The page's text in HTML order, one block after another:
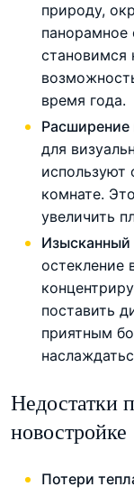
природу,
панорамное
становимся
время года.
Расширение
для
используют
комнате.
увеличить
Изысканный
остекление
поставить
приятным
Недостатки
новостройке
Потери